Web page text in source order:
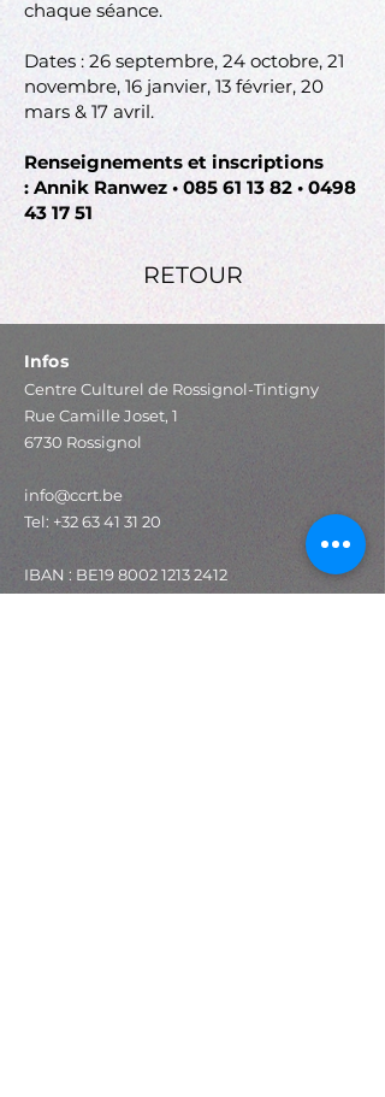
chaque séance.
Dates : 26 septembre, 24 octobre, 21
novembre, 16 janvier, 13 février, 20
mars & 17 avril.
Renseignements et inscriptions
: Annik Ranwez • 085 61 13 82 • 0498
43 17 51
RETOUR
Infos
Centre Culturel de Rossignol-Tintigny
Rue Camille Joset, 1
6730 Rossignol
info@ccrt.be
Tel: +32 63 41 31 20
IBAN : BE198002 1213 2412